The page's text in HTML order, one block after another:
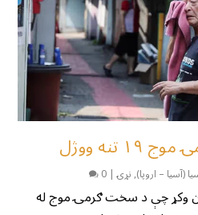
ووژل
(آسیا – اروپا),نړۍ|
0
وکړ چې د سخت ګرمۍ موج له